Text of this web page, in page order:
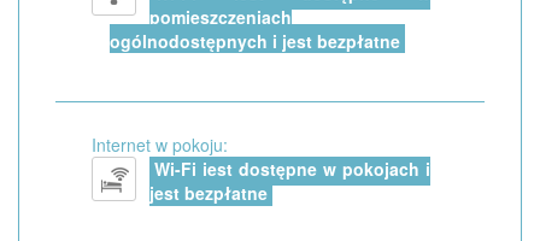
pomieszczeniach
ogólnodostępnych i jest bezpłatne
Internet w pokoju:
Wi-Fi jest dostępne w pokojach i
jest bezpłatne